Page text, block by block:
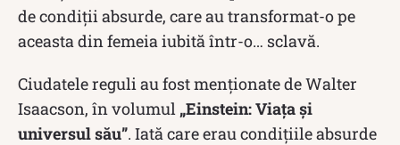
de condiţii absurde, care au transformat-o pe
aceasta din femeia iubită într-o… sclavă.
Ciudatele reguli au fost menționate de Walter
Isaacson, în volumul „Einstein: Viaţa şi
universul său”. Iată care erau condițiile absurde